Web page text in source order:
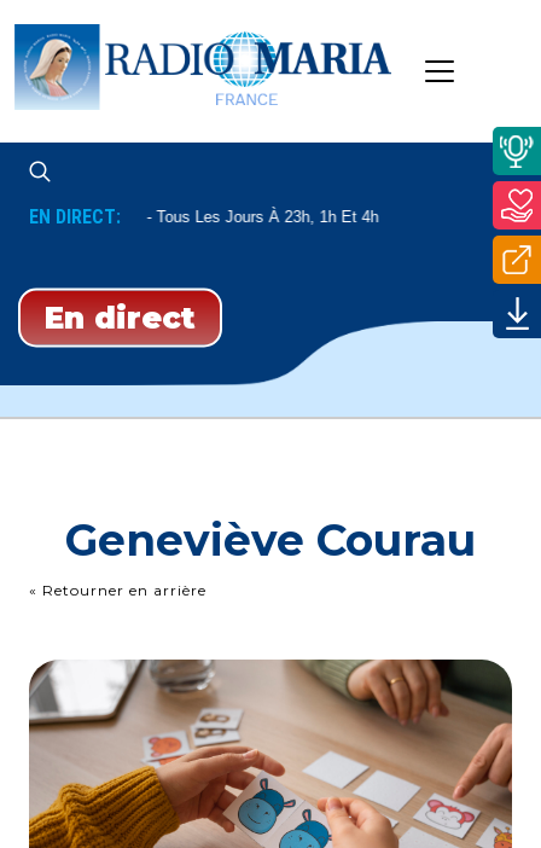
EN DIRECT:
Enseignement Tous Les Jours À 23h, 1h Et 4h
En direct
Geneviève Courau
« Retourner en arrière